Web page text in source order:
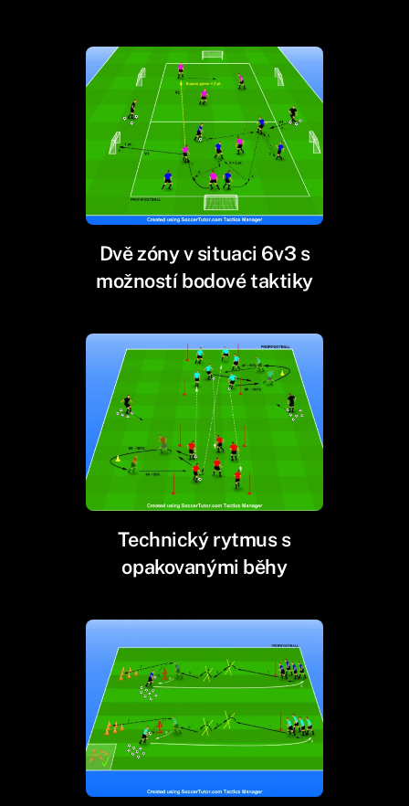
Dvě zóny v situaci 6v3 s
možností bodové taktiky
Technický rytmus s
opakovanými běhy